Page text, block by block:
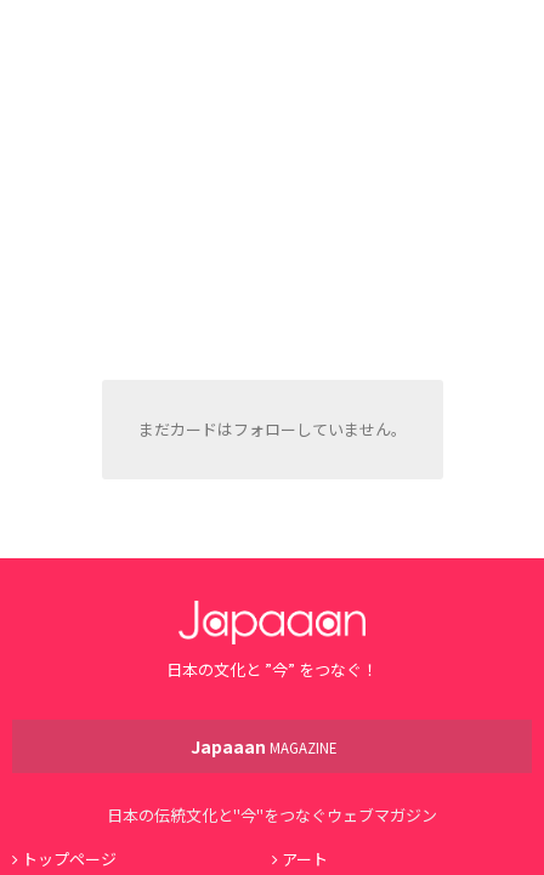
まだカードはフォローしていません。
日本の文化と ”今” をつなぐ！
Japaaan MAGAZINE
日本の伝統文化と"今"をつなぐウェブマガジン
トップページ
アート